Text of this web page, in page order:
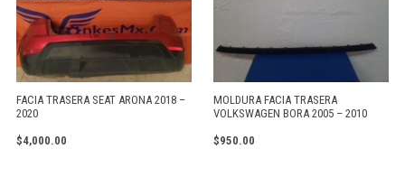
FACIA TRASERA SEAT ARONA 2018 –
2020
$4,000.00
MOLDURA FACIA TRASERA
VOLKSWAGEN BORA 2005 – 2010
$950.00